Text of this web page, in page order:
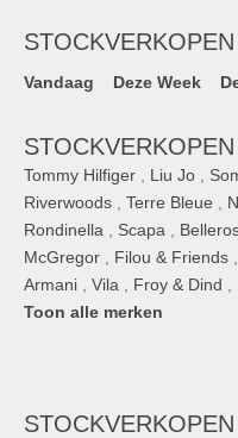
Vandaag Deze Week
Tommy Hilfiger Liu Jo
Riverwoods
Terre Bleue
Rondinella
Scapa
McGregor
Filou & Friends
Armani
Vila Froy & Dind
Toon alle merken
STOCKVERKOPEN